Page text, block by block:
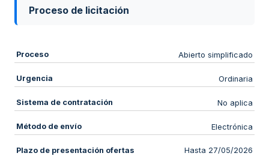
Proceso de licitación
Proceso Abierto simplificado
Urgencia Ordinaria
Sistema de contratación No aplica
Método de envío Electrónica
Plazo de presentación ofertas Hasta 27/05/2026